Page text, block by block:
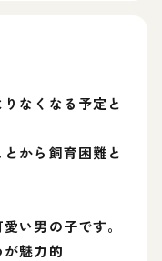
なくなる予定と
から飼育困難と
い男の子です。
魅力的